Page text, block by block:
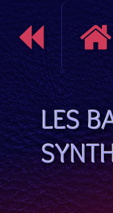
LES